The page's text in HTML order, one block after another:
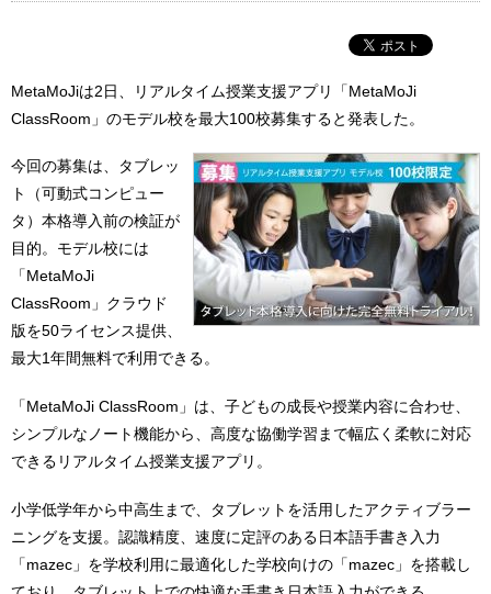
MetaMoJiは2日、リアルタイム授業支援アプリ「MetaMoJi
ClassRoom」のモデル校を最大100校募集すると発表した。
今回の募集は、タブレッ
ト（可動式コンピュー
タ）本格導入前の検証が
目的。モデル校には
「MetaMoJi
ClassRoom」クラウド
版を50ライセンス提供、
最大1年間無料で利用できる。
「MetaMoJi ClassRoom」は、子どもの成長や授業内容に合わせ、
シンプルなノート機能から、高度な協働学習まで幅広く柔軟に対応
できるリアルタイム授業支援アプリ。
小学低学年から中高生まで、タブレットを活用したアクティブラー
ニングを支援。認識精度、速度に定評のある日本語手書き入力
「mazec」を学校利用に最適化した学校向けの「mazec」を搭載し